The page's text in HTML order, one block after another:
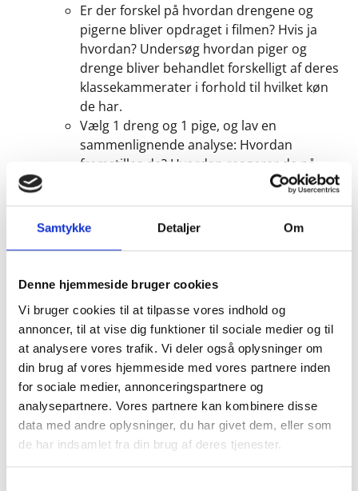
Samtykke Detaljer Om
Denne hjemmeside bruger cookies
Vi bruger cookies til at tilpasse vores indhold og
annoncer, til at vise dig funktioner til sociale medier og til
at analysere vores trafik. Vi deler også oplysninger om
din brug af vores hjemmeside med vores partnere inden
for sociale medier, annonceringspartnere og
analysepartnere. Vores partnere kan kombinere disse
data med andre oplysninger, du har givet dem, eller som
de har indsamlet fra din brug af deres tjenester.
Er der forskel på hvordan drengene og
pigerne bliver opdraget i filmen? Hvis ja
hvordan? Undersøg hvordan piger og
drenge bliver behandlet forskelligt af deres
klassekammerater i forhold til hvilket køn
de har.
Vælg 1 dreng og 1 pige, og lav en
sammenlignende analyse: Hvordan
fremstilles de? Hvordan reagerer de på
omgivelsernes pres og forventninger?
Hvilken indflydelse har det på pigernes og
drengenes billede af sig selv at
omgivelserne har forskellige forventninger
8. Idealer behøver naturligvis ikke kun at handle
i 2035 hvis I skulle bestemme? Lav en collage der
viser jeres ideelle menneske.
9. Hvordan kan I være med til at skabe vejen for
et nyt syn på køn? Hvad kan kvinder gøre? Hvad
kan mænd gøre? Hvad kan andre køn gøre?
Skriv én ting ned som du kan gøre.